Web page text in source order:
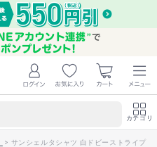
カテゴリ
> サンシェルタシャツ 白ドビーストライプ